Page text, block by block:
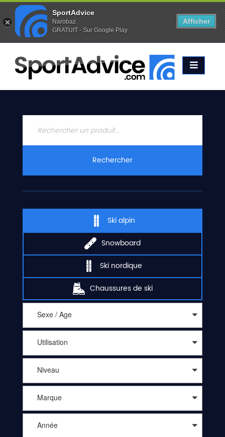
Favoris (0) Alertes (0)
ACCUEIL
SKIS
2020
CONTACT
Rechercher
Ski alpin
Snowboard
Ski nordique
Chaussures de ski
Sexe / Age
Utilisation
Niveau
Marque
Année
SportAdvice
Narobaz
GRATUIT - Sur Google Play
Afficher